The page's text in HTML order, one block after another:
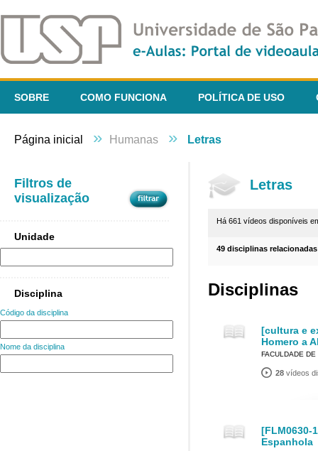
SOBRE COMO FUNCIONA POLÍTICA DE USO
Página inicial » Humanas » Letras
Filtros de
visualização
Unidade
Disciplina
Código da disciplina
Nome da disciplina
Letras
Há 661 vídeos disponíveis
49 disciplinas
Disciplinas
[cultura e
Homero a
FACULDADE
28 vídeos
[FLM0630-
Espanhola